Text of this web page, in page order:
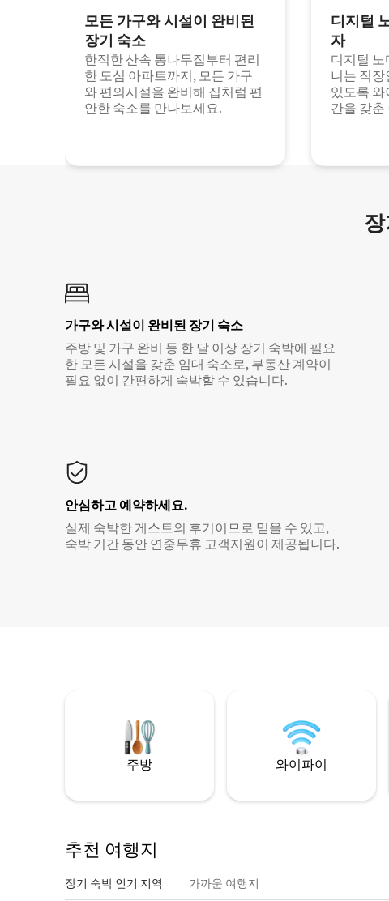
모든 가구와 시설이 완비된
장기 숙소
한적한 산속 통나무집부터 편리
한 도심 아파트까지, 모든 가구
와 편의시설을 완비해 집처럼 편
안한 숙소를 만나보세요.
디지털
자
디지털
니는 직장
있도록 와
간을 갖춘
가구와 시설이 완비된 장기 숙소
주방 및 가구 완비 등 한 달 이상 장기 숙박에 필요
한 모든 시설을 갖춘 임대 숙소로, 부동산 계약이
필요 없이 간편하게 숙박할 수 있습니다.
안심하고 예약하세요.
실제 숙박한 게스트의 후기이므로 믿을 수 있고,
숙박 기간 동안 연중무휴 고객지원이 제공됩니다.
주방 와이파이
추천 여행지
장기 숙박 인기 지역 가까운 여행지